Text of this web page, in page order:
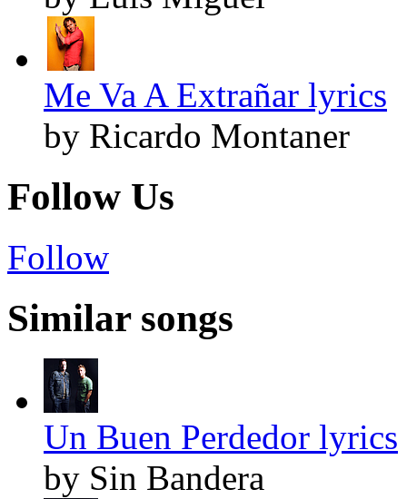
Me Va A Extrañar lyrics
by Ricardo Montaner
Follow Us
Follow
Similar songs
Un Buen Perdedor lyrics
by Sin Bandera